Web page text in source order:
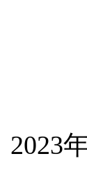
2023